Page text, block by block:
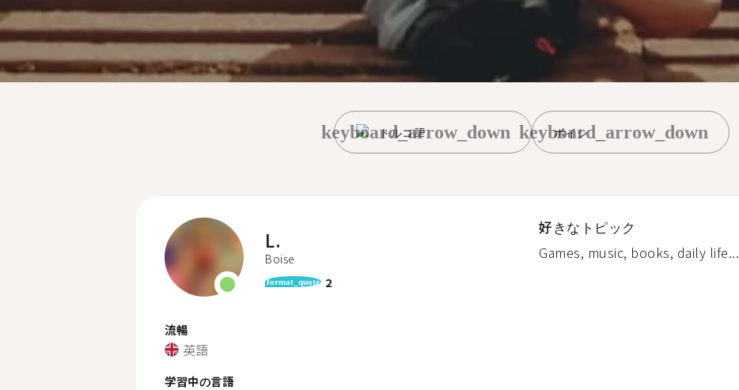
トルコ語
keyboard_arrow_down ボイシ
keyboard_arrow_down
L.
Boise
format_quote 2
流暢
英語
学習中の言語
好きなトピック
Games, music, books, daily life...